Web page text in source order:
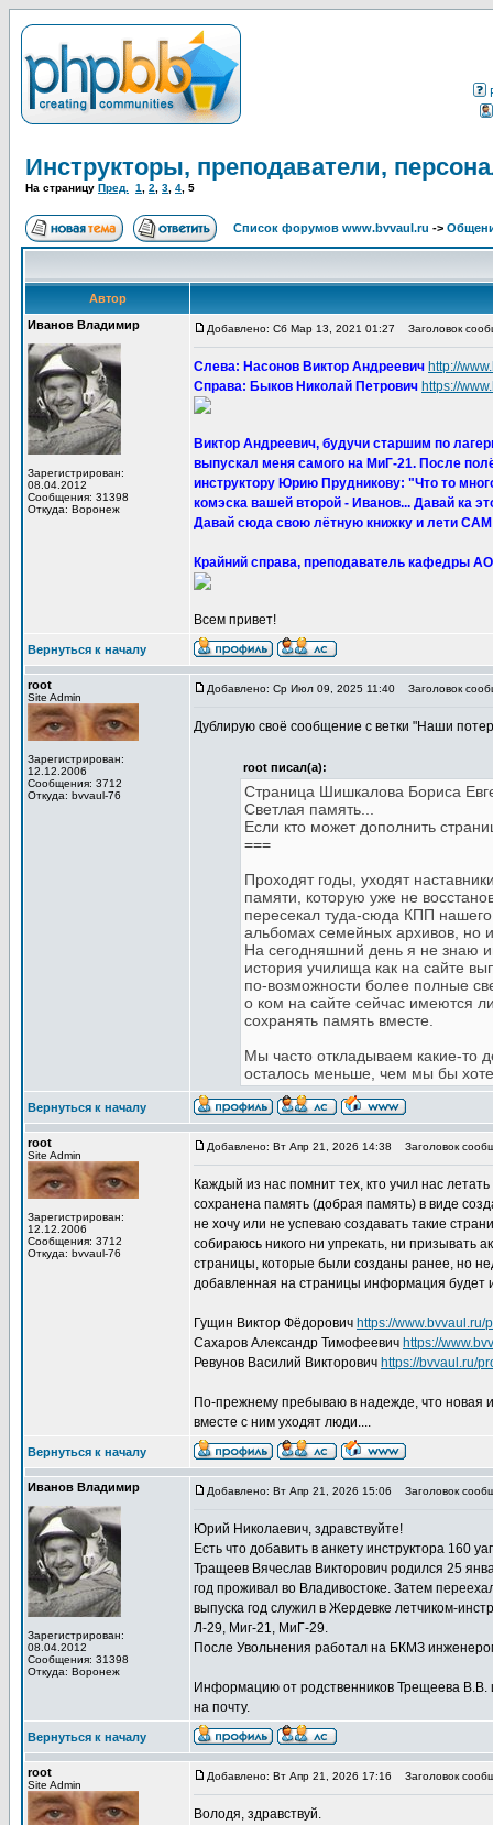
Инструкторы, преподаватели,
На страницу Пред. 1 2 3 4 5
Список форумов www.bvvaul.ru ->
Автор
Иванов Владимир
Зарегистрирован:
08.04.2012
Сообщения: 31398
Откуда: Воронеж
Добавлено: Сб Мар 13, 2021 01:27 Заголовок
Слева: Насонов Виктор Андреевич http://
Справа: Быков Николай Петрович https://
Виктор Андреевич, будучи старшим по
выпускал меня самого на МиГ-21. После
инструктору Юрию Прудникову: "Что то
комэска вашей второй - Иванов... Давай ка
Давай сюда свою лётную книжку и лети
Крайний справа, преподаватель кафедры
Всем привет!
Вернуться к началу
root
Site Admin
Зарегистрирован:
12.12.2006
Сообщения: 3712
Откуда: bvvaul-76
Добавлено: Ср Июл 09, 2025 11:40 Заголовок
Дублирую своё сообщение с ветки "Наши
root писал(а):
Страница Шишкалова Бориса
Светлая память...
Если кто может дополнить
===
Проходят годы, уходят
памяти, которую уже не
пересекал туда-сюда КПП
альбомах семейных архивов, но
На сегодняшний день я не знаю
история училища как на сайте
по-возможности более полные
о ком на сайте сейчас имеются
сохранять память вместе.
Мы часто откладываем какие-то
осталось меньше, чем мы бы
Вернуться к началу
root
Site Admin
Зарегистрирован:
12.12.2006
Сообщения: 3712
Откуда: bvvaul-76
Добавлено: Вт Апр 21, 2026 14:38 Заголовок
Каждый из нас помнит тех, кто учил нас
сохранена память (добрая память) в виде
не хочу или не успеваю создавать такие
собираюсь никого ни упрекать, ни призывать
страницы, которые были созданы ранее, но
добавленная на страницы информация будет
Гущин Виктор Фёдорович https://www.bvvaul.ru/
Сахаров Александр Тимофеевич https://
Ревунов Василий Викторович https://bvvaul.ru/
По-прежнему пребываю в надежде, что новая
вместе с ним уходят люди....
Вернуться к началу
Иванов Владимир
Зарегистрирован:
08.04.2012
Сообщения: 31398
Откуда: Воронеж
Добавлено: Вт Апр 21, 2026 15:06 Заголовок
Юрий Николаевич, здравствуйте!
Есть что добавить в анкету инструктора 160
Тращеев Вячеслав Викторович родился 25
год проживал во Владивостоке. Затем
выпуска год служил в Жердевке летчиком-
Л-29, Миг-21, МиГ-29.
После Увольнения работал на БКМЗ
Информацию от родственников Трещеева
на почту.
Вернуться к началу
root
Site Admin
Добавлено: Вт Апр 21, 2026 17:16 Заголовок
Володя, здравствуй.